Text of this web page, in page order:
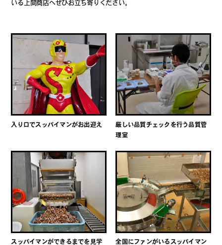
いる上間商店へぜひお立ち寄りください。
入り口でスッパイマンがお出迎え
厳しい品質チェックを行う品質管
理室
スッパイマンができるまでを見学
全国にファンがいるスッパイマン